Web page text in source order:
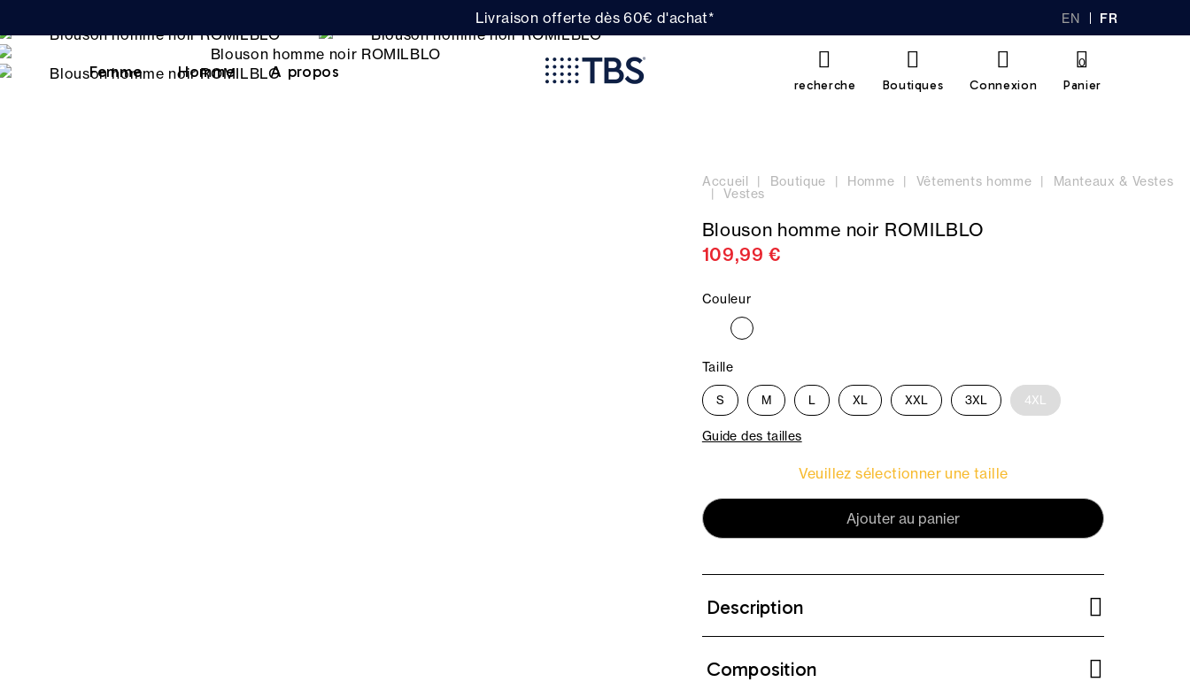
Livraison offerte dès 60€ d'achat* EN FR
Femme Homme A propos
recherche Boutiques Connexion Panier
0
Accueil Boutique Homme Vêtements homme Manteaux & Vestes
Vestes
Blouson homme noir ROMILBLO
109,99 €
Couleur
Taille
S M L XL XXL 3XL 4XL
Guide des tailles
Veuillez sélectionner une taille
Ajouter au panier
Description
Composition